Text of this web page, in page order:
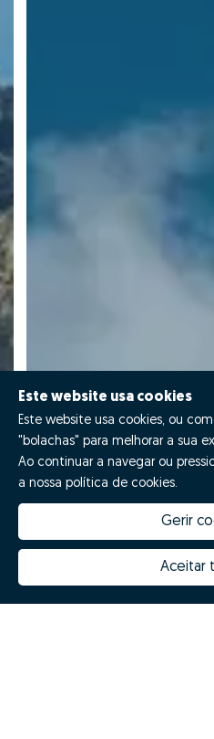
Este website usa cookies
Este website usa cookies, ou
"bolachas" para melhorar a sua
Ao continuar a navegar ou
a nossa política de cookies.
Gerir
Aceitar